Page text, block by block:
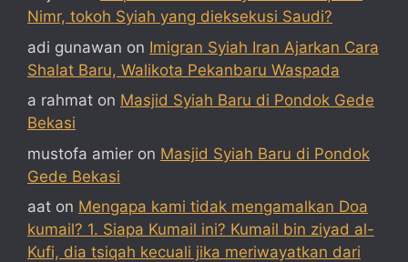
Nimr, tokoh Syiah yang dieksekusi Saudi?
adi gunawan on Imigran Syiah Iran Ajarkan Cara
Shalat Baru, Walikota Pekanbaru Waspada
a rahmat on Masjid Syiah Baru di Pondok Gede
Bekasi
mustofa amier on Masjid Syiah Baru di Pondok
Gede Bekasi
aat on Mengapa kami tidak mengamalkan Doa
kumail? 1. Siapa Kumail ini? Kumail bin ziyad al-
Kufi, dia tsiqah kecuali jika meriwayatkan dari